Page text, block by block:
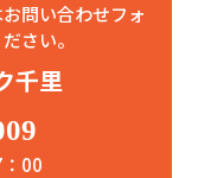
問い合わせフォ
さい。
千里
：00